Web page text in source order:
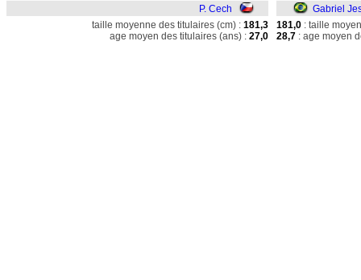
P. Cech
Gabriel
taille moyenne des titulaires (cm) : 181,3
age moyen des titulaires (ans) : 27,0
181,0 : taille
28,7 : age moyen